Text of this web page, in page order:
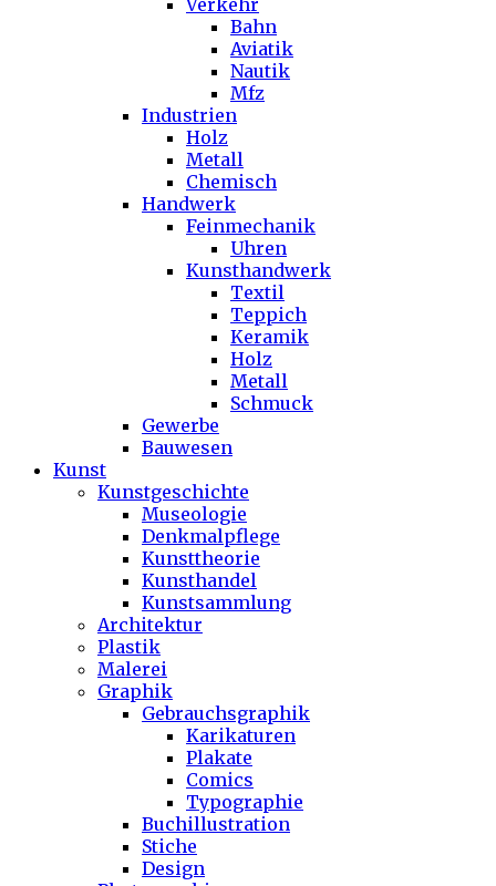
Verkehr
Bahn
Aviatik
Nautik
Mfz
Industrien
Holz
Metall
Chemisch
Handwerk
Feinmechanik
Uhren
Kunsthandwerk
Textil
Teppich
Keramik
Holz
Metall
Schmuck
Gewerbe
Bauwesen
Kunst
Kunstgeschichte
Museologie
Denkmalpflege
Kunsttheorie
Kunsthandel
Kunstsammlung
Architektur
Plastik
Malerei
Graphik
Gebrauchsgraphik
Karikaturen
Plakate
Comics
Typographie
Buchillustration
Stiche
Design